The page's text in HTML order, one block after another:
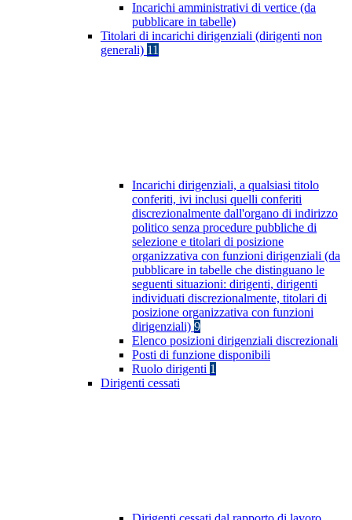
Incarichi amministrativi di vertice (da
pubblicare in tabelle)
Titolari di incarichi dirigenziali (dirigenti non
generali) 11
Incarichi dirigenziali, a qualsiasi titolo
conferiti, ivi inclusi quelli conferiti
discrezionalmente dall'organo di indirizzo
politico senza procedure pubbliche di
selezione e titolari di posizione
organizzativa con funzioni dirigenziali (da
pubblicare in tabelle che distinguano le
seguenti situazioni: dirigenti, dirigenti
individuati discrezionalmente, titolari di
posizione organizzativa con funzioni
dirigenziali) 9
Elenco posizioni dirigenziali discrezionali
Posti di funzione disponibili
Ruolo dirigenti 1
Dirigenti cessati